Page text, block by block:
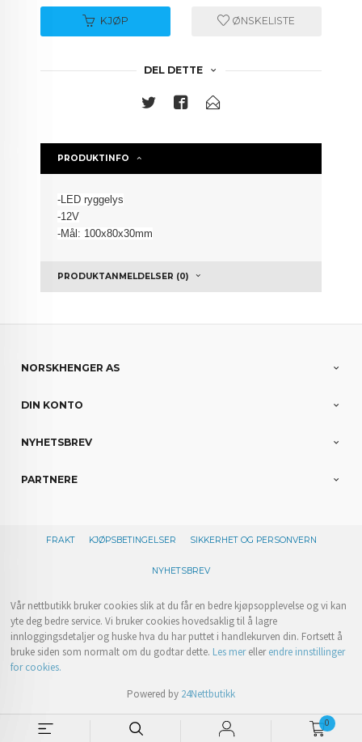
0
KJØP ØNSKELISTE
DEL DETTE
PRODUKTINFO
-LED ryggelys
-12V
-Mål: 100x80x30mm
PRODUKTANMELDELSER (0)
NORSKHENGER AS
DIN KONTO
NYHETSBREV
PARTNERE
FRAKT KJØPSBETINGELSER SIKKERHET OG PERSONVERN
NYHETSBREV
Vår nettbutikk bruker cookies slik at du får en bedre kjøpsopplevelse og vi kan
yte deg bedre service. Vi bruker cookies hovedsaklig til å lagre
innloggingsdetaljer og huske hva du har puttet i handlekurven din. Fortsett å
bruke siden som normalt om du godtar dette. Les merellerendre innstillinger
for cookies.
Powered by 24Nettbutikk